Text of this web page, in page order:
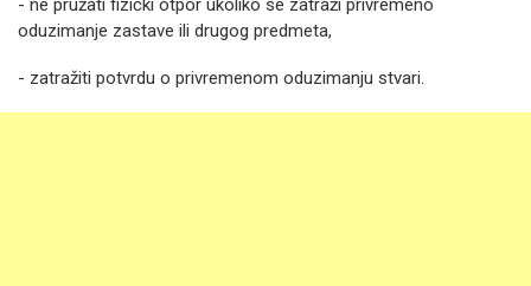
- ne pružati fizički otpor ukoliko se zatraži privremeno
oduzimanje zastave ili drugog predmeta,
- zatražiti potvrdu o privremenom oduzimanju stvari.